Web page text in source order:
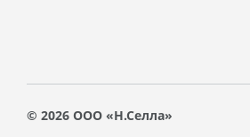
© 2026 ООО «Н.Селла»